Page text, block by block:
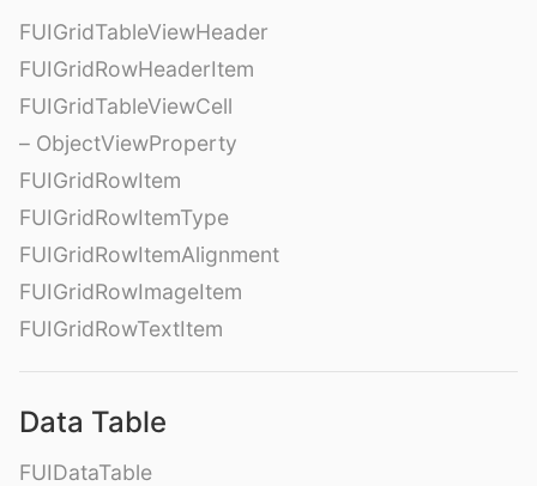
FUIGridTableViewHeader
FUIGridRowHeaderItem
FUIGridTableViewCell
– ObjectViewProperty
FUIGridRowItem
FUIGridRowItemType
FUIGridRowItemAlignment
FUIGridRowImageItem
FUIGridRowTextItem
Data Table
FUIDataTable